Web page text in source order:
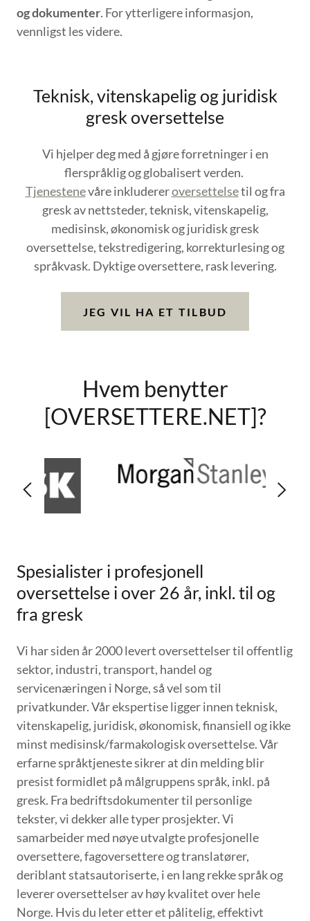
og dokumenter. For ytterligere informasjon,
vennligst les videre.
Teknisk, vitenskapelig og juridisk
gresk oversettelse
Vi hjelper deg med å gjøre forretninger i en
flerspråklig og globalisert verden.
Tjenestenevåre inkludereroversettelsetil og fra
gresk av nettsteder, teknisk, vitenskapelig,
medisinsk, økonomisk og juridisk gresk
oversettelse, tekstredigering, korrekturlesing og
språkvask. Dyktige oversettere, rask levering.
JEG VIL HA ET TILBUD
Hvem benytter
[OVERSETTERE.NET]?
Spesialister i profesjonell
oversettelse i over 26 år, inkl. til og
fra gresk
Vi har siden år 2000 levert oversettelser til offentlig
sektor, industri, transport, handel og
servicenæringen i Norge, så vel som til
privatkunder. Vår ekspertise ligger innen teknisk,
vitenskapelig, juridisk, økonomisk, finansiell og ikke
minst medisinsk/farmakologisk oversettelse. Vår
erfarne språktjeneste sikrer at din melding blir
presist formidlet på målgruppens språk, inkl. på
gresk. Fra bedriftsdokumenter til personlige
tekster, vi dekker alle typer prosjekter. Vi
samarbeider med nøye utvalgte profesjonelle
oversettere, fagoversettere og translatører,
deriblant statsautoriserte, i en lang rekke språk og
leverer oversettelser av høy kvalitet over hele
Norge. Hvis du leter etter et pålitelig, effektivt